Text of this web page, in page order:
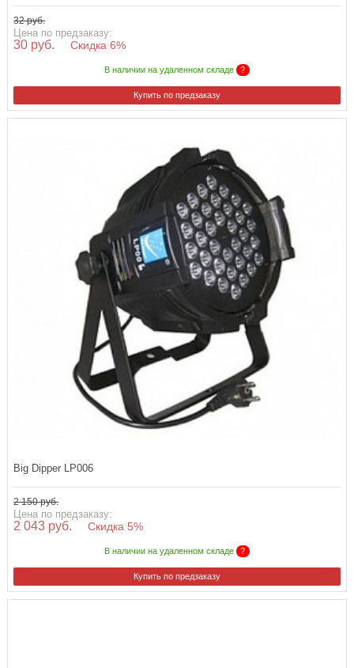
32 руб.
Цена по предзаказу:
30 руб. Скидка 6%
В наличии на удаленном складе ?
Купить по предзаказу
Big Dipper LP006
2 150 руб.
Цена по предзаказу:
2 043 руб. Скидка 5%
В наличии на удаленном складе ?
Купить по предзаказу